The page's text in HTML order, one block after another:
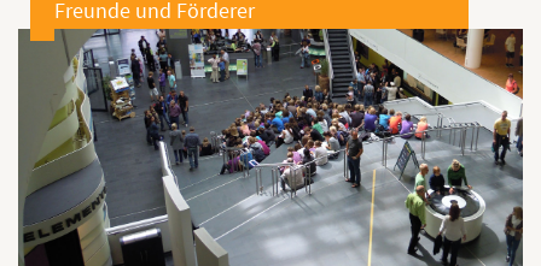
Freunde und Förderer